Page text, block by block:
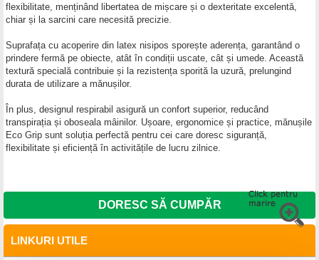
flexibilitate, menținând libertatea de mișcare și o dexteritate excelentă,
chiar și la sarcini care necesită precizie.
Suprafața cu acoperire din latex nisipos sporește aderența, garantând o
prindere fermă pe obiecte, atât în condiții uscate, cât și umede. Această
textură specială contribuie și la rezistența sporită la uzură, prelungind
durata de utilizare a mănușilor.
În plus, designul respirabil asigură un confort superior, reducând
transpirația și oboseala mâinilor. Ușoare, ergonomice și practice, mănușile
Eco Grip sunt soluția perfectă pentru cei care doresc siguranță,
flexibilitate și eficiență în activitățile de lucru zilnice.
DORESC SĂ CUMPĂR
LINKURI UTILE